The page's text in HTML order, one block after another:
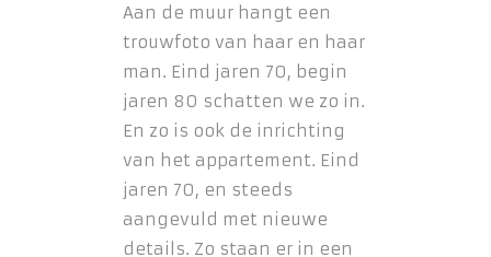
Aan de muur hangt een
trouwfoto van haar en haar
man. Eind jaren 70, begin
jaren 80 schatten we zo in.
En zo is ook de inrichting
van het appartement. Eind
jaren 70, en steeds
aangevuld met nieuwe
details. Zo staan er in een